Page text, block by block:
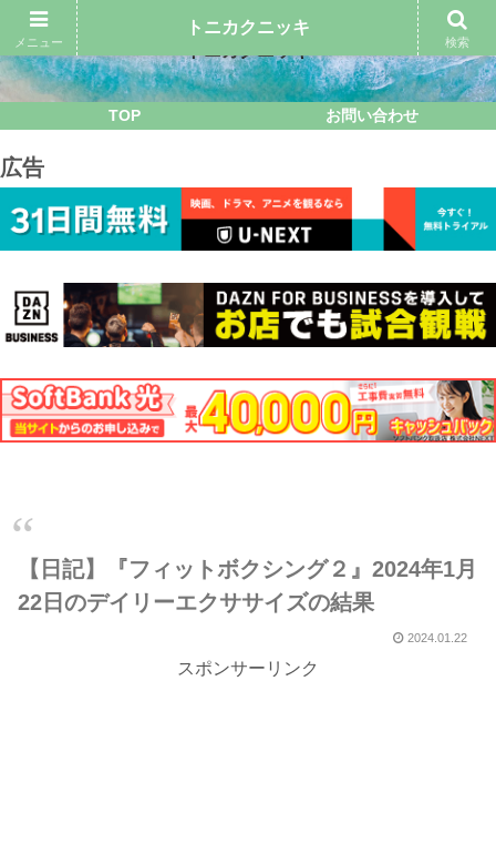
TOP お問い合わせ
広告
【日記】『フィットボクシング２』2024年1月
22日のデイリーエクササイズの結果
2024.01.22
スポンサーリンク
メニュー
トニカクニッキ
検索